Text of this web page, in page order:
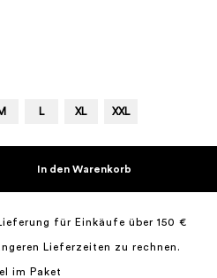
L XL XXL
In den Warenkorb
für Einkäufe über 150 €
Lieferzeiten zu rechnen.
im Paket